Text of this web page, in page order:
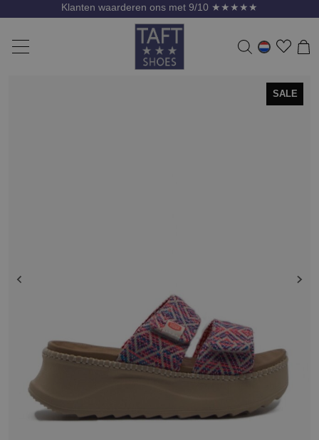
Klanten waarderen ons met 9/10 ★★★★★
SALE